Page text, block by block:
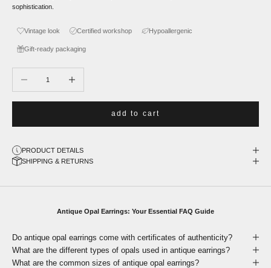
sophistication.
Vintage look Certified workshop Hypoallergenic
Gift-ready packaging
add to cart
PRODUCT DETAILS
SHIPPING & RETURNS
Antique Opal Earrings: Your Essential FAQ Guide
Do antique opal earrings come with certificates of authenticity?
What are the different types of opals used in antique earrings?
What are the common sizes of antique opal earrings?